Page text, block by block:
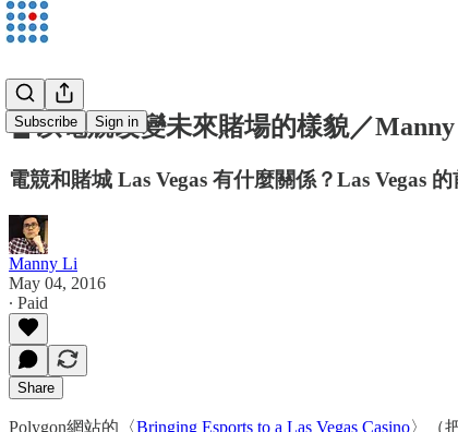
Subscribe Sign in
🔏以電競改變未來賭場的樣貌／
電競和賭城 Las Vegas 有什麼關係？Las Vegas
Manny Li
May 04, 2016
∙ Paid
Share
Polygon網站的〈Bringing Esports to a Las Vegas Casino〉（